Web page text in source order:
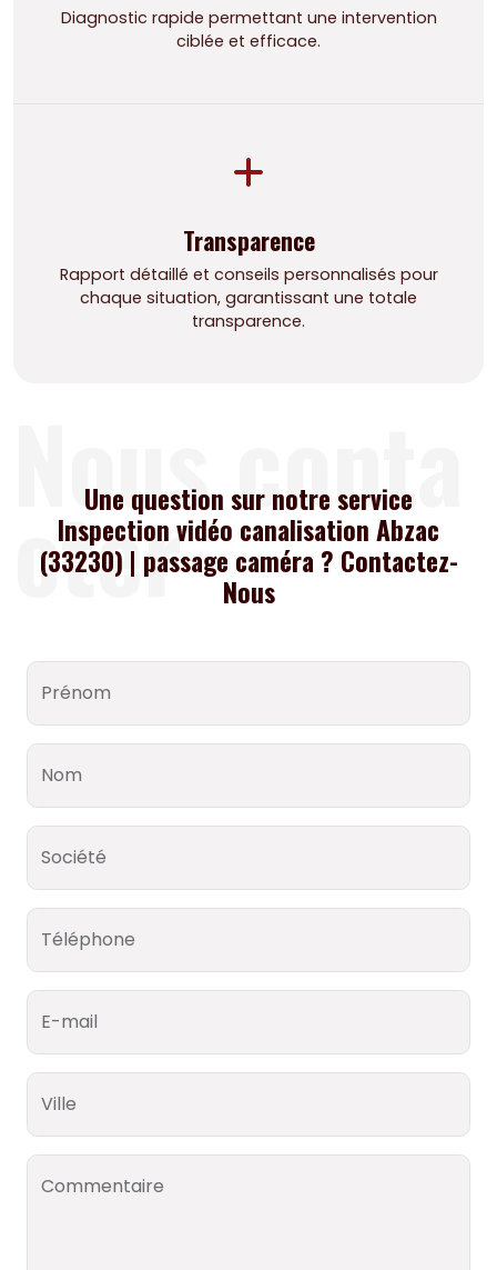
Diagnostic rapide permettant une intervention
ciblée et efficace.
Transparence
Rapport détaillé et conseils personnalisés pour
chaque situation, garantissant une totale
transparence.
Nous conta
cter
Une question sur notre service
Inspection vidéo canalisation Abzac
(33230) | passage caméra ? Contactez-
Nous
Prénom
Nom
Société
Téléphone
E-mail
Ville
Commentaire